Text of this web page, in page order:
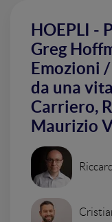
HOEPLI -
Greg
Emozioni
da una
Carriero,
Maurizio